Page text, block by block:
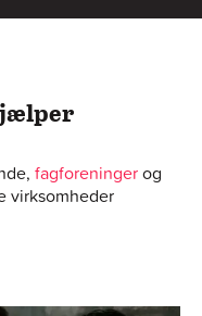
fagforeningerog
virksomheder